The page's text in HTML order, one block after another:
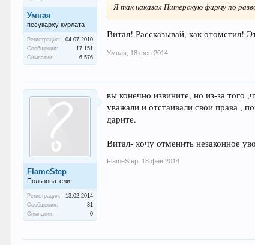
Умная
песукарху курлата
Регистрация:
04.07.2010
Сообщения:
17.151
Симпатии:
6.576
Я так наказал Питерскую фирму по
Витал! Рассказывай, как отомстил!
Умная 18 фев 2014
FlameStep
Пользователи
Регистрация:
13.02.2014
Сообщения:
31
Симпатии:
0
вы конечно извините, но из-за того
уважали и отстаивали свои права ,
дарите.
Витал- хочу отменить незаконное
FlameStep 18 фев 2014